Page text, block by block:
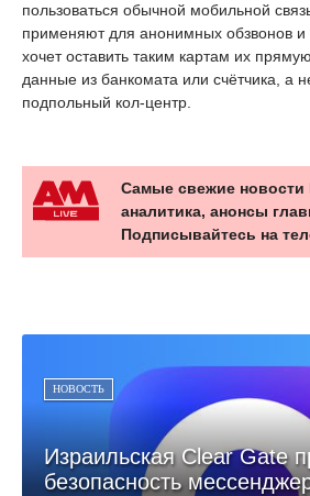
пользоваться обычной мобильной
применяют для анонимных обзвонов и
хочет оставить таким картам их
данные из банкомата или счётчика, а
подпольный кол-центр.
Самые свежие
аналитика, анонсы
Подписывайтесь на
НОВОСТЬ
Израильская Clear Gate
безопасность